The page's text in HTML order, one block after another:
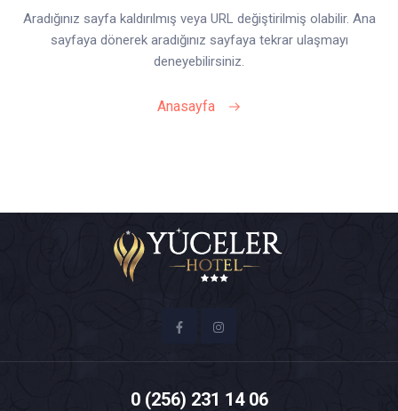
Aradığınız sayfa kaldırılmış veya URL değiştirilmiş olabilir. Ana
sayfaya dönerek aradığınız sayfaya tekrar ulaşmayı
deneyebilirsiniz.
Anasayfa
0 (256) 231 14 06